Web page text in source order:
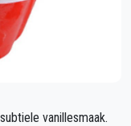
vanillesmaak.